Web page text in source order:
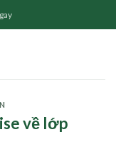
về lớp